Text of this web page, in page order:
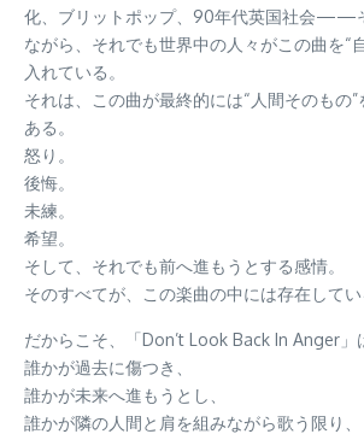
化、ブリットポップ、90年代英国社会——
ながら、それでも世界中の人々がこの曲を“
入れている。
それは、この曲が最終的には“人間そのもの
ある。
怒り。
後悔。
未練。
希望。
そして、それでも前へ進もうとする感情。
そのすべてが、この楽曲の中には存在してい
だからこそ、「Don’t Look Back In Anger」
誰かが過去に傷つき、
誰かが未来へ進もうとし、
誰かが隣の人間と肩を組みながら歌う限り、